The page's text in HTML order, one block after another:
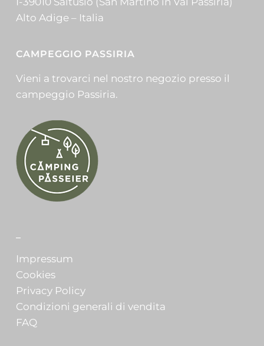
Alto Adige – Italia
CAMPEGGIO PASSIRIA
Vieni a trovarci nel nostro negozio presso il
campeggio Passiria.
Impressum
Cookies
Privacy Policy
Condizioni generali di vendita
FAQ